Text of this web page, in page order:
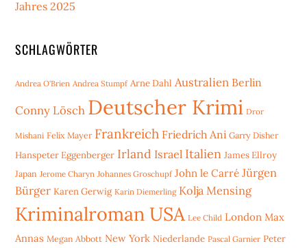
Jahres 2025
SCHLAGWÖRTER
Andrea O'Brien Andrea Stumpf Arne Dahl Australien Berlin
Conny Lösch Deutscher Krimi Dror
Mishani Felix Mayer Frankreich Friedrich Ani Garry Disher
Hanspeter Eggenberger Irland Israel Italien James Ellroy
Japan Jerome Charyn Johannes Groschupf John le Carré Jürgen
Bürger Karen Gerwig Karin Diemerling Kolja Mensing
Kriminalroman USA Lee Child London Max
Annas Megan Abbott New York Niederlande Pascal Garnier Peter